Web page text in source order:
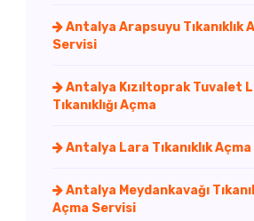
Antalya Arapsuyu Tıkanıklık
Servisi
Antalya Kızıltoprak Tuvalet
Tıkanıklığı Açma
Antalya Lara Tıkanıklık
Antalya Meydankavağı
Açma Servisi